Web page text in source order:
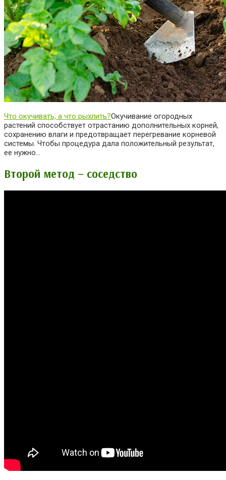
Что окучивать, а что рыхлить?Окучивание огородных
растений способствует отрастанию дополнительных корней,
сохранению влаги и предотвращает перегревание корневой
системы. Чтобы процедура дала положительный результат,
ее нужно…
Второй метод – соседство